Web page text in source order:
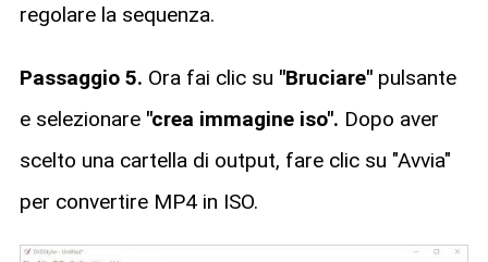
regolare la sequenza.
Passaggio 5. Ora fai clic su "Bruciare" pulsante
e selezionare "crea immagine iso". Dopo aver
scelto una cartella di output, fare clic su "Avvia"
per convertire MP4 in ISO.